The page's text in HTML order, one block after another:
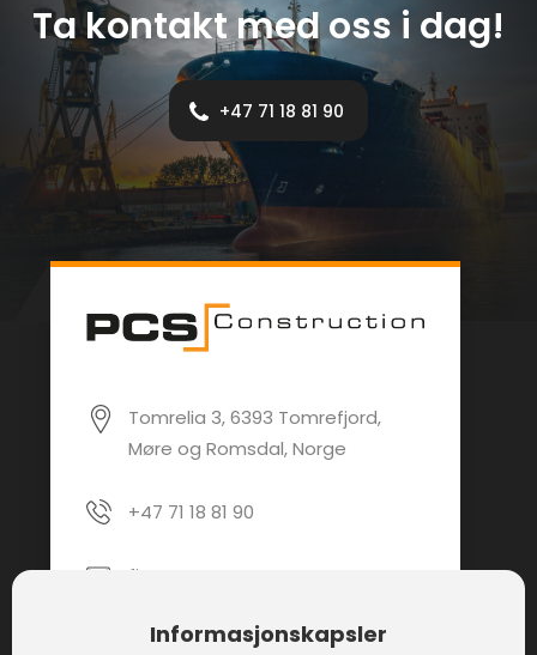
Informasjonskapsler
Ta kontakt med oss i dag!
+47 71 18 81 90
Tomrelia 3, 6393 Tomrefjord,
Møre og Romsdal, Norge
+47 71 18 81 90
firmapost@pcsas.no